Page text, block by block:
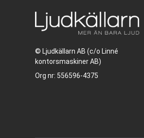
© Ljudkällarn AB (c/o Linné
kontorsmaskiner AB)
Org nr: 556596-4375